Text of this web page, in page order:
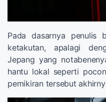
Pada dasarnya penulis
ketakutan, apalagi
Jepang yang
hantu lokal seperti
pemikiran tersebut